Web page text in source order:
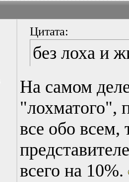
Цитата:
без лоха и
На самом
"лохматого",
все обо
всего на 10%.